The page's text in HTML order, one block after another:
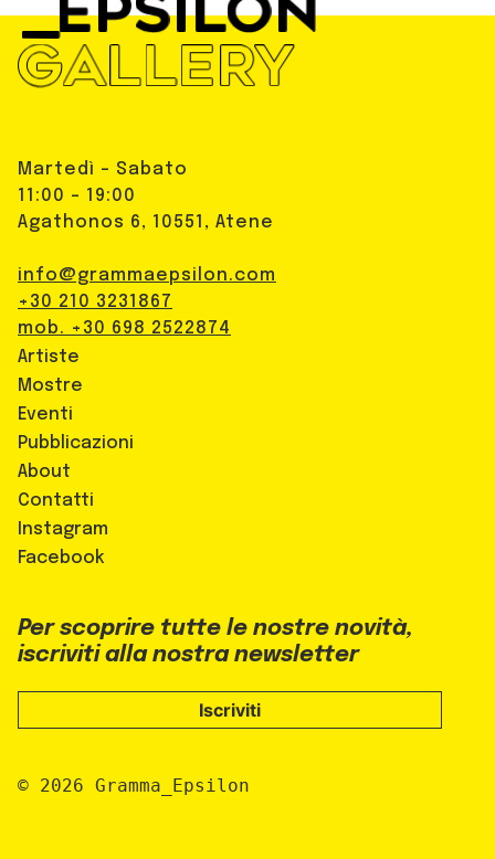
Martedì - Sabato
11:00 - 19:00
Agathonos 6, 10551, Atene
info@grammaepsilon.com
+30 210 3231867
mob. +30 698 2522874
Artiste
Mostre
Eventi
Pubblicazioni
About
Contatti
Instagram
Facebook
Per scoprire tutte le nostre novità,
iscriviti alla nostra newsletter
Iscriviti
© 2026 Gramma_Epsilon